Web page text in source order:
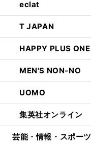
eclat
T JAPAN
HAPPY PLUS ONE
MEN'S NON-NO
UOMO
集英社オンライン
芸能・情報・スポーツ